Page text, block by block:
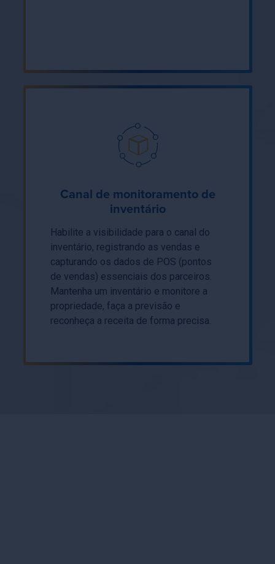
Canal de monitoramento de
inventário
Habilite a visibilidade para o canal do
inventário, registrando as vendas e
capturando os dados de POS (pontos
de vendas) essenciais dos parceiros.
Mantenha um inventário e monitore a
propriedade, faça a previsão e
reconheça a receita de forma precisa.